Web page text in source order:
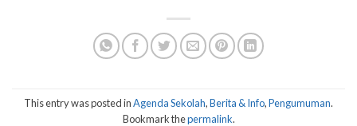
This entry was posted inAgenda Sekolah,Berita & Info,Pengumuman.
Bookmark thepermalink.